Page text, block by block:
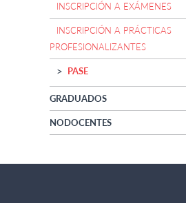
INSCRIPCIÓN A EXÁMENES
INSCRIPCIÓN A PRÁCTICAS
PROFESIONALIZANTES
PASE
GRADUADOS
NODOCENTES